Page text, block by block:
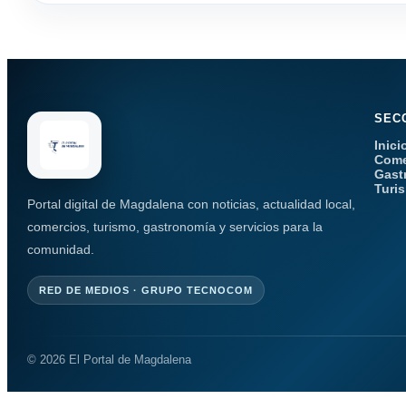
Portal digital de Magdalena con noticias, actualidad local,
comercios, turismo, gastronomía y servicios para la
comunidad.
RED DE MEDIOS · GRUPO TECNOCOM
© 2026 El Portal de Magdalena